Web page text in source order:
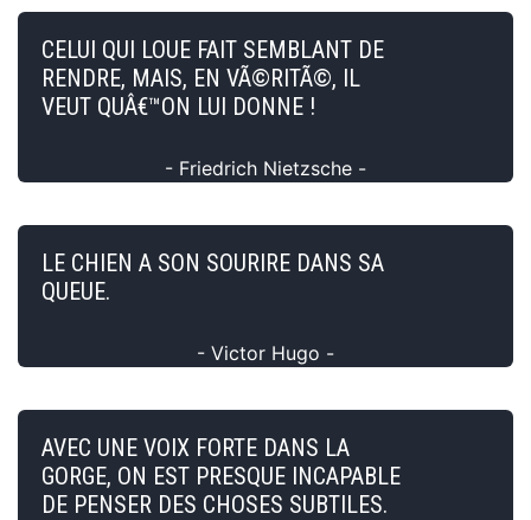
CELUI QUI LOUE FAIT SEMBLANT DE
RENDRE, MAIS, EN VÃ©RITÃ©, IL
VEUT QUÂ€™ON LUI DONNE !
- Friedrich Nietzsche -
LE CHIEN A SON SOURIRE DANS SA
QUEUE.
- Victor Hugo -
AVEC UNE VOIX FORTE DANS LA
GORGE, ON EST PRESQUE INCAPABLE
DE PENSER DES CHOSES SUBTILES.